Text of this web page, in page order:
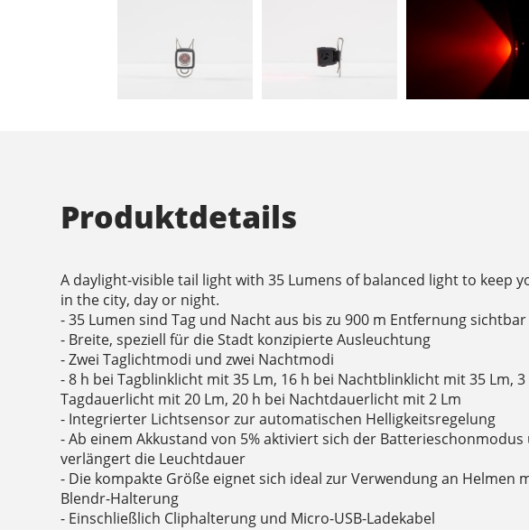
Produktdetails
A daylight-visible tail light with 35 Lumens of balanced light to keep
in the city, day or night.
- 35 Lumen sind Tag und Nacht aus bis zu 900 m Entfernung sichtbar
- Breite, speziell für die Stadt konzipierte Ausleuchtung
- Zwei Taglichtmodi und zwei Nachtmodi
- 8 h bei Tagblinklicht mit 35 Lm, 16 h bei Nachtblinklicht mit 35 Lm, 3
Tagdauerlicht mit 20 Lm, 20 h bei Nachtdauerlicht mit 2 Lm
- Integrierter Lichtsensor zur automatischen Helligkeitsregelung
- Ab einem Akkustand von 5% aktiviert sich der Batterieschonmodus
verlängert die Leuchtdauer
- Die kompakte Größe eignet sich ideal zur Verwendung an Helmen
Blendr-Halterung
- Einschließlich Cliphalterung und Micro-USB-Ladekabel